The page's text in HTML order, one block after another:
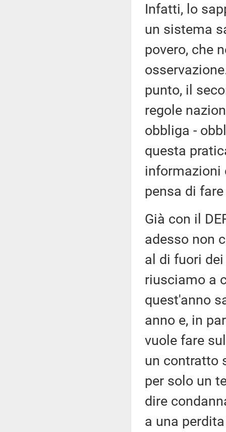
Infatti, lo
un sistema
povero, che
punto, il
regole
obbliga -
questa
informazioni
pensa di
Già con il
adesso non
al di fuori
riusciamo a
quest'anno
anno e, in
vuole fare
un contratto
per solo un
dire
a una